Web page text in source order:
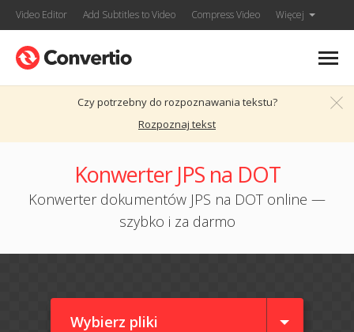
Video Editor Add Subtitles to Video Compress Video Więcej
Czy potrzebny do rozpoznawania tekstu?
Rozpoznaj tekst
Konwerter JPS na DOT
Konwerter dokumentów JPS na DOT online —
szybko i za darmo
Wybierz pliki